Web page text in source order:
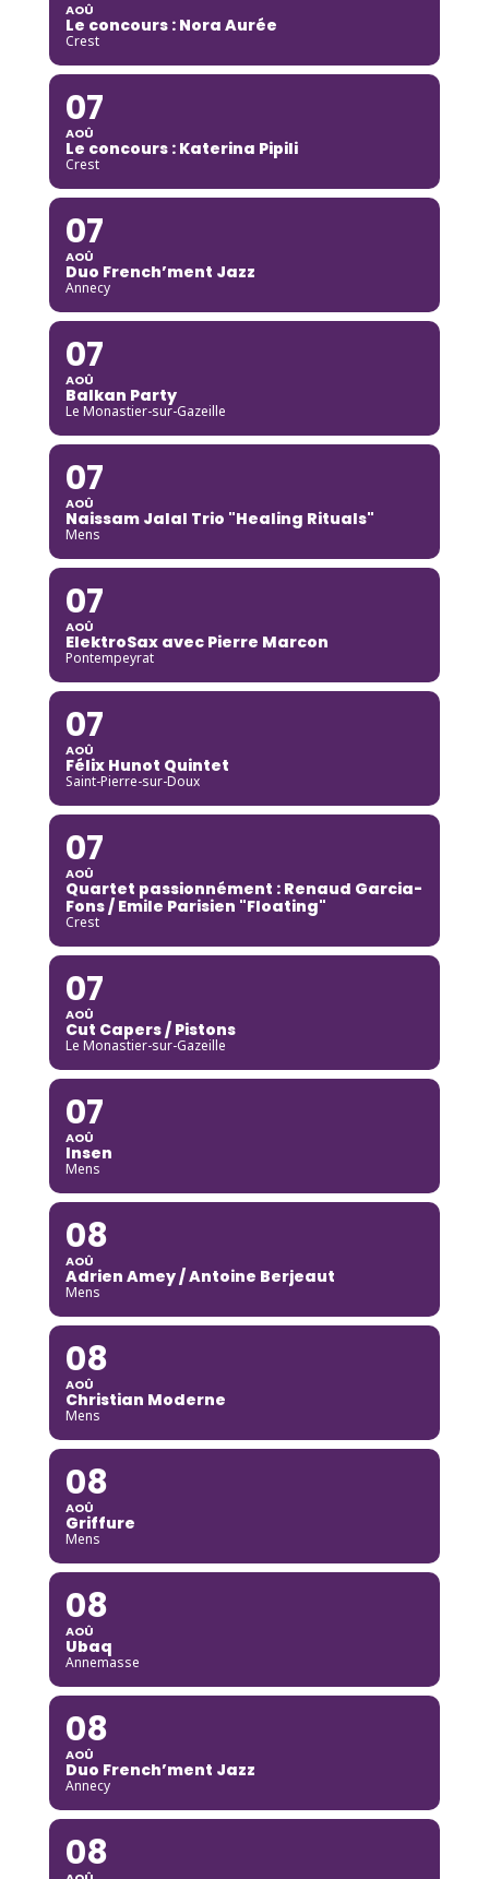
AOÛ
Le concours : Nora Aurée
Crest
07
AOÛ
Le concours : Katerina Pipili
Crest
07
AOÛ
Duo French’ment Jazz
Annecy
07
AOÛ
Balkan Party
Le Monastier-sur-Gazeille
07
AOÛ
Naissam Jalal Trio "Healing Rituals"
Mens
07
AOÛ
ElektroSax avec Pierre Marcon
Pontempeyrat
07
AOÛ
Félix Hunot Quintet
Saint-Pierre-sur-Doux
07
AOÛ
Quartet passionnément : Renaud Garcia-
Fons / Emile Parisien "Floating"
Crest
07
AOÛ
Cut Capers / Pistons
Le Monastier-sur-Gazeille
07
AOÛ
Insen
Mens
08
AOÛ
Adrien Amey / Antoine Berjeaut
Mens
08
AOÛ
Christian Moderne
Mens
08
AOÛ
Griffure
Mens
08
AOÛ
Ubaq
Annemasse
08
AOÛ
Duo French’ment Jazz
Annecy
08